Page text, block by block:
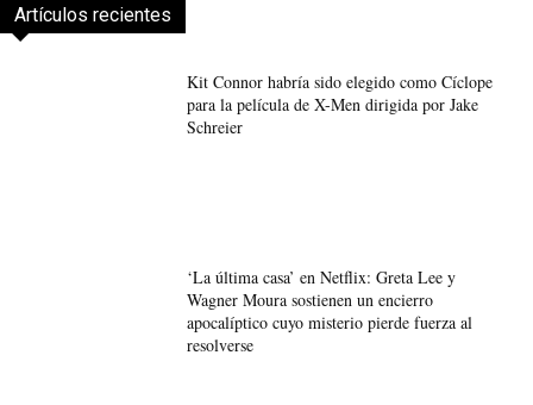
Artículos recientes
Kit Connor habría sido elegido como Cíclope
para la película de X-Men dirigida por Jake
Schreier
‘La última casa’ en Netflix: Greta Lee y
Wagner Moura sostienen un encierro
apocalíptico cuyo misterio pierde fuerza al
resolverse